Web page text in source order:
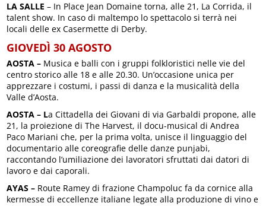
LA SALLE – In Place Jean Domaine torna, alle 21, La Corrida, il
talent show. In caso di maltempo lo spettacolo si terrà nei
locali delle ex Casermette di Derby.
GIOVEDÌ 30 AGOSTO
AOSTA – Musica e balli con i gruppi folkloristici nelle vie del
centro storico alle 18 e alle 20.30. Un’occasione unica per
apprezzare i costumi, i passi di danza e la musicalità della
Valle d’Aosta.
AOSTA – La Cittadella dei Giovani di via Garbaldi propone, alle
21, la proiezione di The Harvest, il docu-musical di Andrea
Paco Mariani che, per la prima volta, unisce il linguaggio del
documentario alle coreografie delle danze punjabi,
raccontando l’umiliazione dei lavoratori sfruttati dai datori di
lavoro e dai caporali.
AYAS – Route Ramey di frazione Champoluc fa da cornice alla
kermesse di eccellenze italiane legate alla produzione di vino e